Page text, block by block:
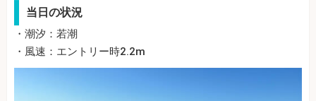
当日の状況
・潮汐：若潮
・風速：エントリー時2.2m